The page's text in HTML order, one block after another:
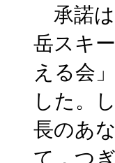
承諾は
岳スキ
える会
した。
長のあ
て，つ